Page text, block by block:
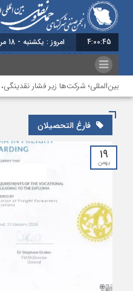
4:00:45 امروز : یکشنبه - 18 مرداد - 1405
بین‌المللی؛ شرکت‌ها زیر فشار نقدینگی،
فارغ التحصیلان
۱۹
بهمن